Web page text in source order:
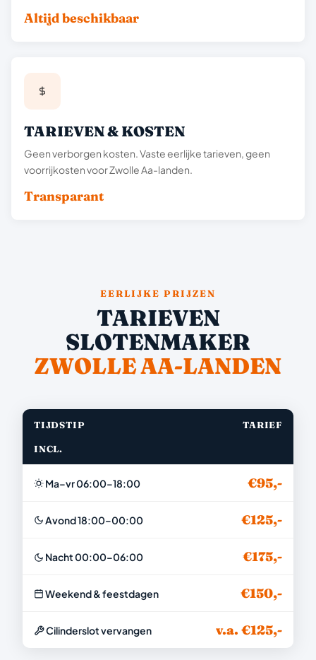
Altijd beschikbaar
TARIEVEN & KOSTEN
Geen verborgen kosten. Vaste eerlijke tarieven, geen
voorrijkosten voor Zwolle Aa-landen.
Transparant
EERLIJKE PRIJZEN
TARIEVEN
SLOTENMAKER
ZWOLLE AA-LANDEN
TIJDSTIP TARIEF
INCL.
Ma–vr 06:00–18:00 €95,-
Avond 18:00–00:00 €125,-
Nacht 00:00–06:00 €175,-
Weekend & feestdagen €150,-
Cilinderslot vervangen v.a. €125,-